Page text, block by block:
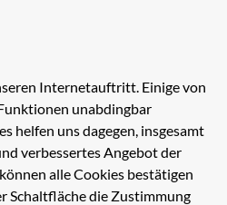
für unser
Internetauftritt. Einige von
unabdingbar
helfen uns dagegen, insgesamt
verbessertes Angebot der
alle Cookies bestätigen
Schaltfläche die Zustimmung